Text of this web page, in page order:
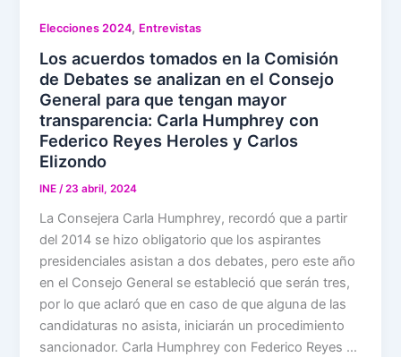
Elecciones 2024, Entrevistas
Los acuerdos tomados en la Comisión
de Debates se analizan en el Consejo
General para que tengan mayor
transparencia: Carla Humphrey con
Federico Reyes Heroles y Carlos
Elizondo
INE/23 abril, 2024
La Consejera Carla Humphrey, recordó que a partir
del 2014 se hizo obligatorio que los aspirantes
presidenciales asistan a dos debates, pero este año
en el Consejo General se estableció que serán tres,
por lo que aclaró que en caso de que alguna de las
candidaturas no asista, iniciarán un procedimiento
sancionador. Carla Humphrey con Federico Reyes …